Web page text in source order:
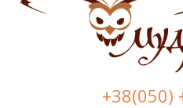
+38(050)